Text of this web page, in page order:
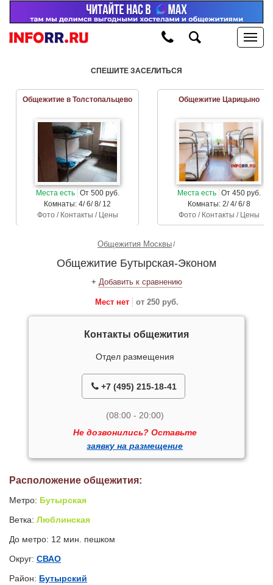
СПЕШИТЕ ЗАСЕЛИТЬСЯ
Общежитие в Толстопальцево
Места есть От 500 руб.
Комнаты: 4/ 6/ 8/ 12
Фото / Контакты / Цены
Общежитие Царицыно
Места есть От 450 руб.
Комнаты: 2/ 4/ 6/ 8
Фото / Контакты / Цены
Общежития Москвы
Общежитие Бутырская-Эконом
+ Добавить к сравнению
Мест нет от 250 руб.
Контакты общежития
Отдел размещения
+7 (495) 215-18-41
(08:00 - 20:00)
Не дозвонились? Оставьте
заявку на размещение
Расположение общежития:
Метро: Бутырская
Ветка: Люблинская
До метро: 12 мин. пешком
Округ: СВАО
Район: Бутырский